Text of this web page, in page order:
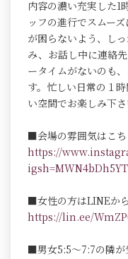
内容の濃い充実した1
ッフの進行でスムー
が困らないよう、し
み、お話し中に連絡
ータイムがないのも
す。忙しい日常の１
い空間でお楽しみ下さ
■会場の雰囲気はこ
https://
■女性の方はLINEか
https://lin.ee/
■男女5:5～7:7の隣